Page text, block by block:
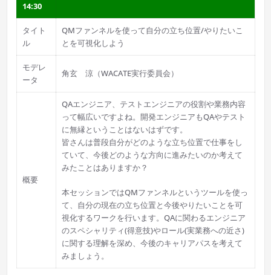
14:30
タイト
ル
QMファンネルを使って自分の立ち位置/やりたいこ
とを可視化しよう
モデレ
ータ
角玄 涼（WACATE実行委員会）
概要
QAエンジニア、テストエンジニアの役割や業務内容
って幅広いですよね。開発エンジニアもQAやテスト
に無縁ということはないはずです。
皆さんは普段自分がどのような立ち位置で仕事をし
ていて、今後どのような方向に進みたいのか考えて
みたことはありますか？
本セッションではQMファンネルというツールを使っ
て、自分の現在の立ち位置と今後やりたいことを可
視化するワークを行います。QAに関わるエンジニア
のスペシャリティ(得意技)やロール(実業務への近さ)
に関する理解を深め、今後のキャリアパスを考えて
みましょう。